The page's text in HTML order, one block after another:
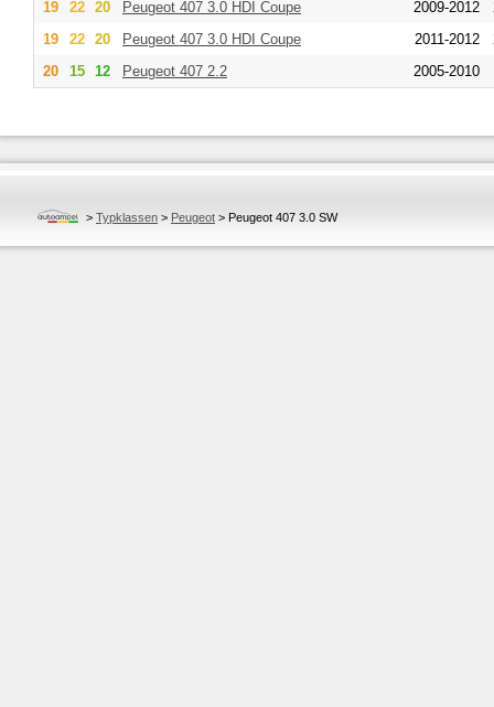
19 22 20 Peugeot 407 3.0 HDI Coupe 2009-2012
19
22 20 Peugeot 407 3.0 HDI Coupe 2011-2012
20
15 12 Peugeot 407 2.2 2005-2010
> Typklassen > Peugeot > Peugeot 407 3.0 SW